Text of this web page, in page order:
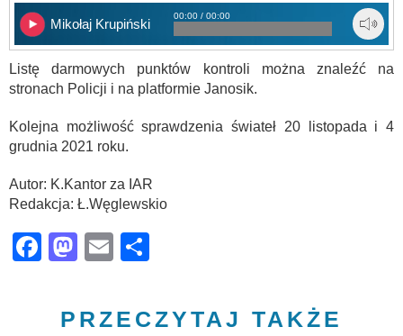
Mikołaj Krupiński
00:00 / 00:00
Listę darmowych punktów kontroli można znaleźć na
stronach Policji i na platformie Janosik.
Kolejna możliwość sprawdzenia świateł 20 listopada i 4
grudnia 2021 roku.
Autor: K.Kantor za IAR
Redakcja: Ł.Węglewskio
Facebook
Mastodon
Email
PRZECZYTAJ TAKŻE